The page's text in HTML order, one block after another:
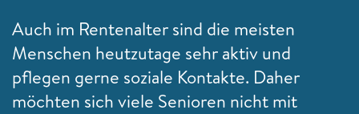
Auch im Rentenalter sind die meisten
Menschen heutzutage sehr aktiv und
pflegen gerne soziale Kontakte. Daher
möchten sich viele Senioren nicht mit